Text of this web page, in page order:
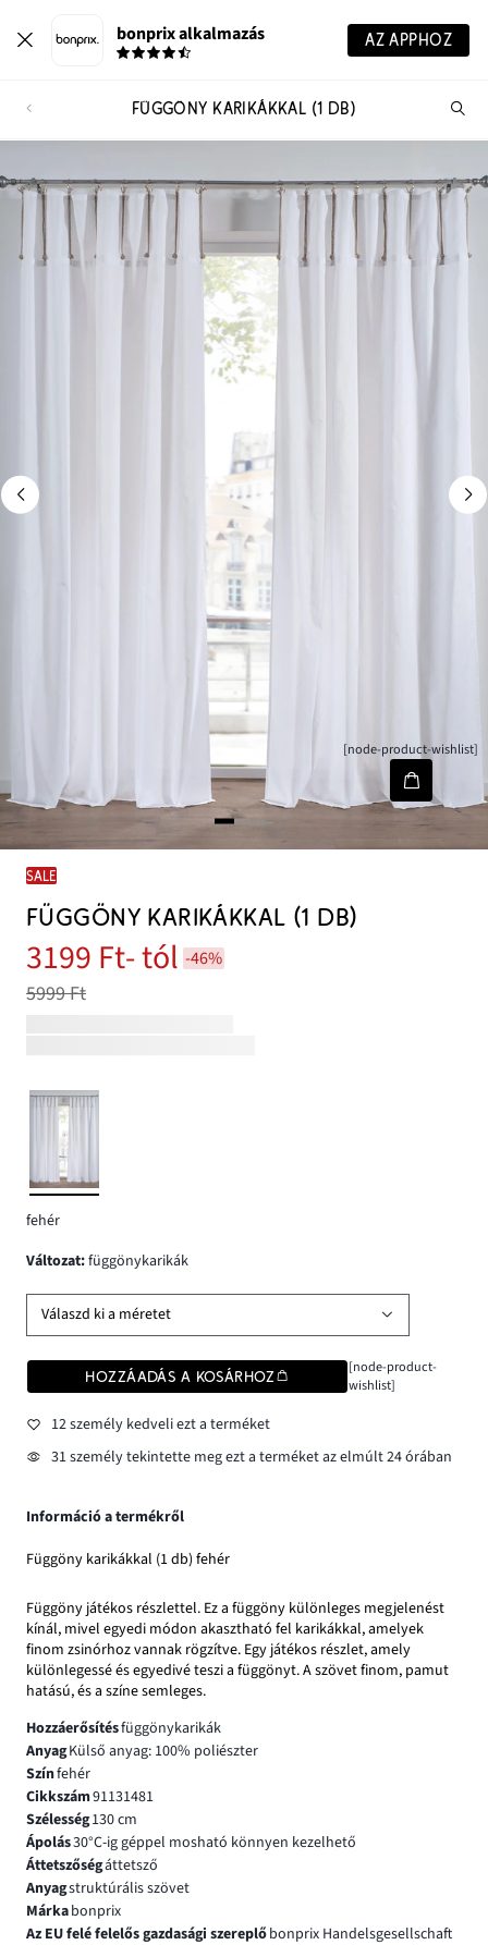
bonprix alkalmazás AZ APPHOZ
FÜGGÖNY KARIKÁKKAL (1 DB)
[node-product-wishlist]
SALE
FÜGGÖNY KARIKÁKKAL (1 DB)
3199 Ft- tól -46%
5999 Ft
fehér
változat:függönykarikák
Válaszd ki a méretet
HOZZÁADÁS A KOSÁRHOZ
[node-product-
wishlist]
12 személy kedveli ezt a terméket
31 személy tekintette meg ezt a terméket az elmúlt 24 órában
Információ a termékről
Függöny karikákkal (1 db) fehér
Függöny játékos részlettel. Ez a függöny különleges megjelenést
kínál, mivel egyedi módon akasztható fel karikákkal, amelyek
finom zsinórhoz vannak rögzítve. Egy játékos részlet, amely
különlegessé és egyedivé teszi a függönyt. A szövet finom, pamut
hatású, és a színe semleges.
Hozzáerősítésfüggönykarikák
AnyagKülső anyag: 100% poliészter
Színfehér
Cikkszám91131481
Szélesség130 cm
Ápolás30°C-ig géppel mosható könnyen kezelhető
Áttetszőségáttetsző
Anyagstruktúrális szövet
Márkabonprix
Az EU felé felelős gazdasági szereplőbonprix Handelsgesellschaft